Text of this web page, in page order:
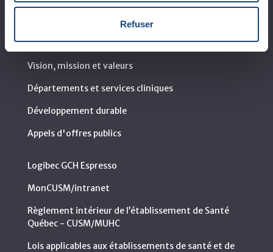
Refuser
Coup d'œil sur le CUSM
Leaders organisationnels
Vision, mission et valeurs
Départements et services cliniques
Développement durable
Appels d'offres publics
Logibec GCH Espresso
MonCUSM/intranet
Règlement intérieur de l’établissement de Santé
Québec - CUSM/MUHC
Lois applicables aux établissements de santé et de